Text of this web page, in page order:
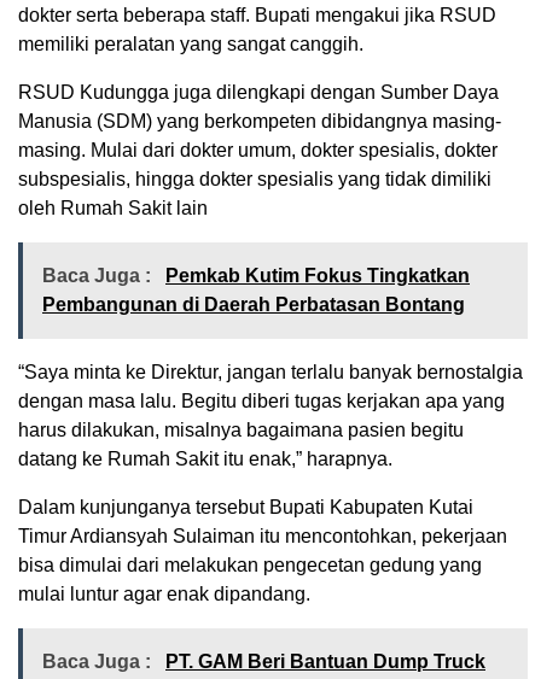
dokter serta beberapa staff. Bupati mengakui jika RSUD
memiliki peralatan yang sangat canggih.
RSUD Kudungga juga dilengkapi dengan Sumber Daya
Manusia (SDM) yang berkompeten dibidangnya masing-
masing. Mulai dari dokter umum, dokter spesialis, dokter
subspesialis, hingga dokter spesialis yang tidak dimiliki
oleh Rumah Sakit lain
Baca Juga :
Pemkab Kutim Fokus Tingkatkan
Pembangunan di Daerah Perbatasan Bontang
“Saya minta ke Direktur, jangan terlalu banyak bernostalgia
dengan masa lalu. Begitu diberi tugas kerjakan apa yang
harus dilakukan, misalnya bagaimana pasien begitu
datang ke Rumah Sakit itu enak,” harapnya.
Dalam kunjunganya tersebut Bupati Kabupaten Kutai
Timur Ardiansyah Sulaiman itu mencontohkan, pekerjaan
bisa dimulai dari melakukan pengecetan gedung yang
mulai luntur agar enak dipandang.
Baca Juga :
PT. GAM Beri Bantuan Dump Truck